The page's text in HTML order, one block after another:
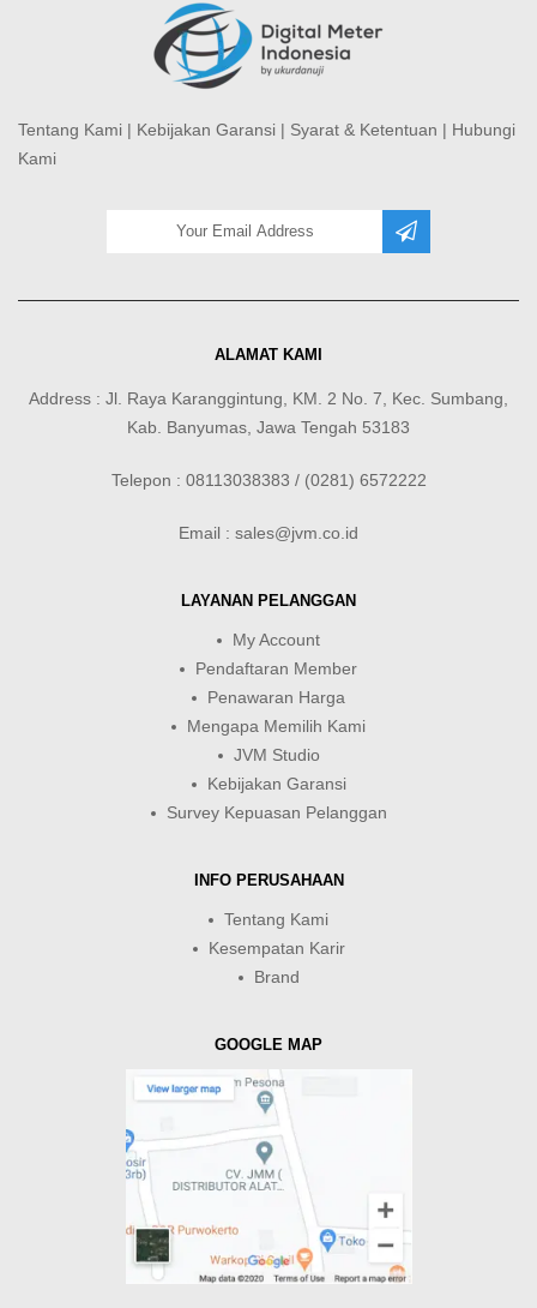
Tentang Kami | Kebijakan Garansi | Syarat & Ketentuan | Hubungi
Kami
ALAMAT KAMI
Address : Jl. Raya Karanggintung, KM. 2 No. 7, Kec. Sumbang,
Kab. Banyumas, Jawa Tengah 53183
Telepon : 08113038383 / (0281) 6572222
Email : sales@jvm.co.id
LAYANAN PELANGGAN
My Account
Pendaftaran Member
Penawaran Harga
Mengapa Memilih Kami
JVM Studio
Kebijakan Garansi
Survey Kepuasan Pelanggan
INFO PERUSAHAAN
Tentang Kami
Kesempatan Karir
Brand
GOOGLE MAP